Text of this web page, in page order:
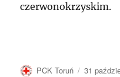
czerwonokrzyskim.
Autor
PCK Toruń
Data
31